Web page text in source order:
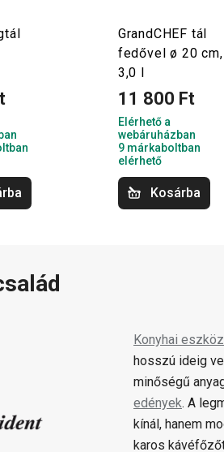
GrandCHEF tál
fedővel ø 20 cm,
3,0 l
11 800 Ft
Elérhető a
webáruházban
9 márkaboltban
elérhető
Kosárba
Konyhai
hosszú ideig
minőségű
edények. A
kínál, hanem
karos